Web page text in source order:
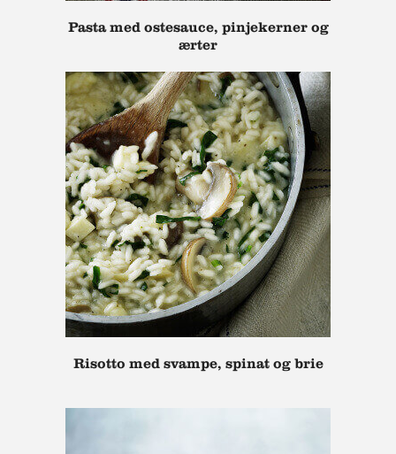
Pasta med ostesauce, pinjekerner og
ærter
Risotto med svampe, spinat og brie